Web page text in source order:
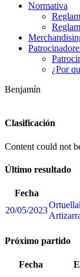
Normativa
¿Por
Benjamín
Clasificación
Content could not
Último resultado
Fecha
20/05/2023
Próximo partido
Fecha